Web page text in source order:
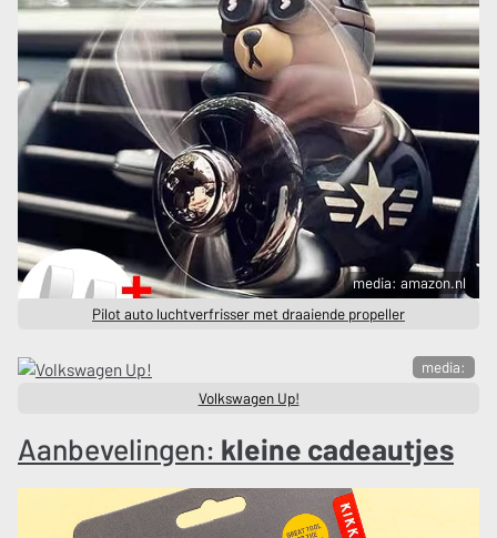
media: amazon.nl
Pilot auto luchtverfrisser met draaiende propeller
media:
Volkswagen Up!
Aanbevelingen: kleine cadeautjes